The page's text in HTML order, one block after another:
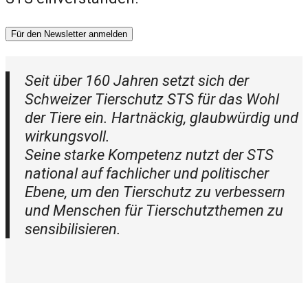
Für den Newsletter anmelden
Seit über 160 Jahren setzt sich der
Schweizer Tierschutz STS für das Wohl
der Tiere ein. Hartnäckig, glaubwürdig und
wirkungsvoll.
Seine starke Kompetenz nutzt der STS
national auf fachlicher und politischer
Ebene, um den Tierschutz zu verbessern
und Menschen für Tierschutzthemen zu
sensibilisieren.